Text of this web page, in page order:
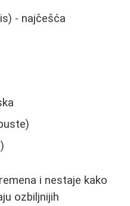
- najčešća
i nestaje kako
ozbiljnijih